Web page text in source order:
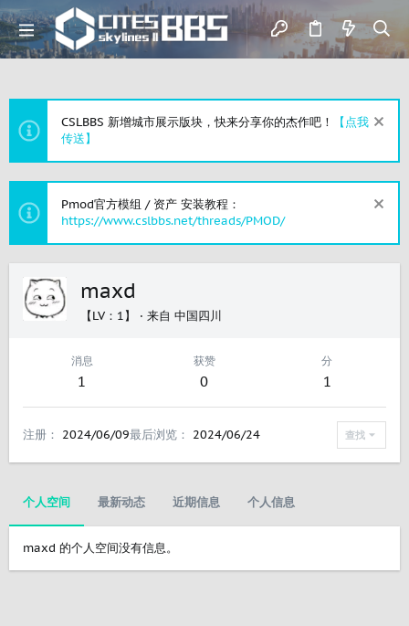
CSLBBS 新增城市展示版块，快来分享你的杰作吧！
【点我
传送】
Pmod官方模组 / 资产 安装教程：
https://www.cslbbs.net/threads/PMOD/
maxd
【LV：1】 · 来自 中国四川
消息
1
获赞
0
分
1
注册 2024/06/09最后浏览 2024/06/24 查找
个人空间 最新动态 近期信息 个人信息
maxd 的个人空间没有信息。